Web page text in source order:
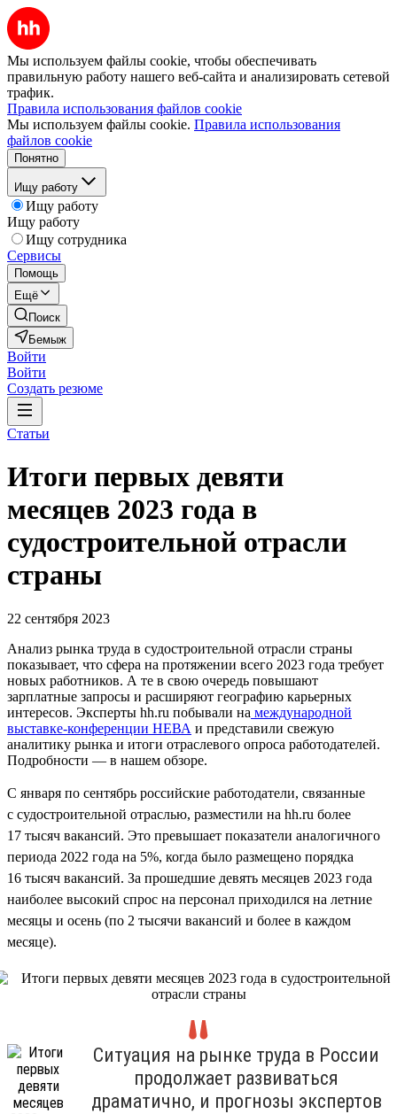
Мы используем файлы cookie, чтобы обеспечивать
правильную работу нашего веб-сайта и анализировать сетевой
трафик.
Правила использования файлов cookie
Мы используем файлы cookie. Правила использования
файлов cookie
Понятно
Ищу работу
Ищу работу
Ищу работу
Ищу сотрудника
Сервисы
Помощь
Ещё
Поиск
Бемыж
Войти
Войти
Создать резюме
Статьи
Итоги первых девяти
месяцев 2023 года в
судостроительной отрасли
страны
22 сентября 2023
Анализ рынка труда в судостроительной отрасли страны
показывает, что сфера на протяжении всего 2023 года требует
новых работников. А те в свою очередь повышают
зарплатные запросы и расширяют географию карьерных
интересов. Эксперты hh.ru побывали на международной
выставке-конференции НЕВА и представили свежую
аналитику рынка и итоги отраслевого опроса работодателей.
Подробности — в нашем обзоре.
С января по сентябрь российские работодатели, связанные
с судостроительной отраслью, разместили на hh.ru более
17 тысяч вакансий. Это превышает показатели аналогичного
периода 2022 года на 5%, когда было размещено порядка
16 тысяч вакансий. За прошедшие девять месяцев 2023 года
наиболее высокий спрос на персонал приходился на летние
месяцы и осень (по 2 тысячи вакансий и более в каждом
месяце).
Ситуация на рынке труда в России
продолжает развиваться
драматично, и прогнозы экспертов